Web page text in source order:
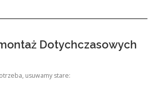
Dotychczasowych
usuwamy stare: